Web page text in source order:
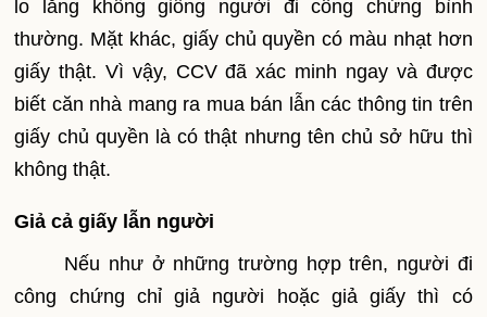
lo lắng không giống người đi công chứng bình
thường. Mặt khác, giấy chủ quyền có màu nhạt hơn
giấy thật. Vì vậy, CCV đã xác minh ngay và được
biết căn nhà mang ra mua bán lẫn các thông tin trên
giấy chủ quyền là có thật nhưng tên chủ sở hữu thì
không thật.
Giả cả giấy lẫn người
Nếu như ở những trường hợp trên, người đi
công chứng chỉ giả người hoặc giả giấy thì có